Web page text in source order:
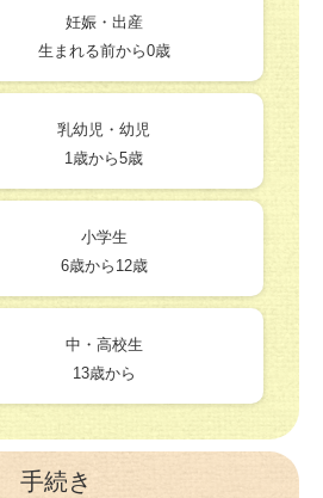
妊娠・出産
生まれる前から0歳
乳幼児・幼児
1歳から5歳
小学生
6歳から12歳
中・高校生
13歳から
手続き